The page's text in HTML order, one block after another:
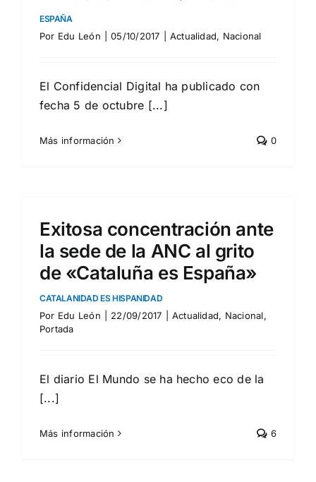
ESPAÑA
Por Edu León 05/10/2017 Actualidad, Nacional
El Confidencial Digital ha publicado con
fecha 5 de octubre [...]
Más información 0
Exitosa concentración ante
la sede de la ANC al grito
de «Cataluña es España»
CATALANIDAD ES HISPANIDAD
Por Edu León 22/09/2017 Actualidad, Nacional,
Portada
El diario El Mundo se ha hecho eco de la
[...]
Más información 6